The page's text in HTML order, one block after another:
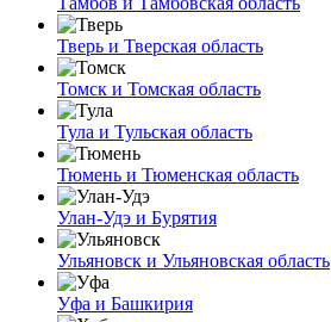
Тверь и Тверская область
Томск и Томская область
Тула и Тульская область
Тюмень и Тюменская область
Улан-Удэ и Бурятия
Ульяновск и Ульяновская область
Уфа и Башкирия